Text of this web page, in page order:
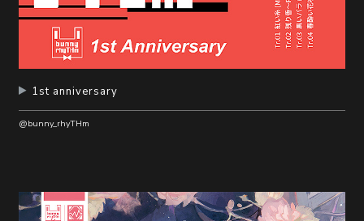
1st anniversary
@bunny_rhyTHm